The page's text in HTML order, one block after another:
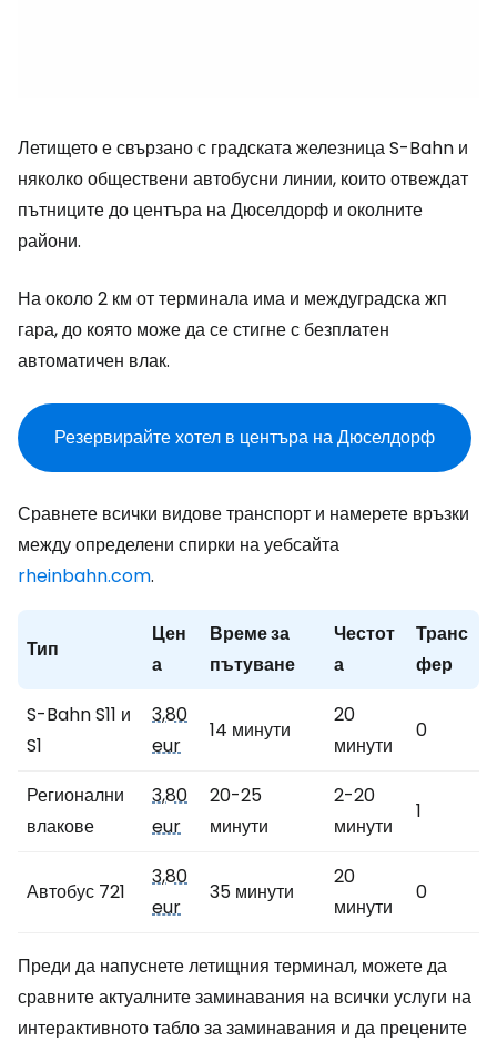
Летището е свързано с градската железница S-Bahn и
няколко обществени автобусни линии, които отвеждат
пътниците до центъра на Дюселдорф и околните
райони.
На около 2 км от терминала има и междуградска жп
гара, до която може да се стигне с безплатен
автоматичен влак.
Резервирайте хотел в центъра на Дюселдорф
Сравнете всички видове транспорт и намерете връзки
между определени спирки на уебсайта
rheinbahn.com.
Тип
Цен
а
Време за
пътуване
Честот
а
Транс
фер
S-Bahn S11 и
S1
3,80
eur
14 минути
20
минути
0
Регионални
влакове
3,80
eur
20-25
минути
2-20
минути
1
Автобус 721
3,80
eur
35 минути
20
минути
0
Преди да напуснете летищния терминал, можете да
сравните актуалните заминавания на всички услуги на
интерактивното табло за заминавания и да прецените